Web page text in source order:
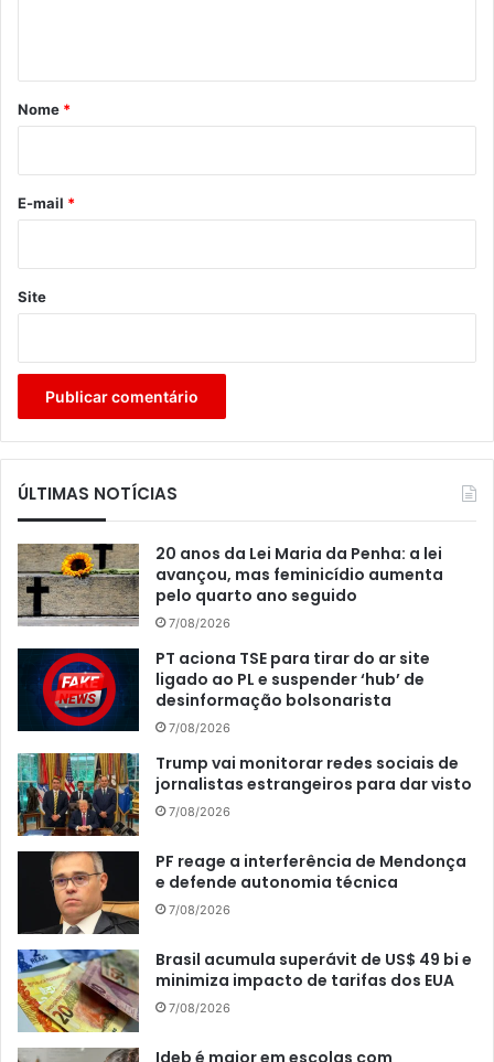
r
*
Nome *
E-mail *
Site
ÚLTIMAS NOTÍCIAS
20 anos da Lei Maria da Penha: a lei
avançou, mas feminicídio aumenta
pelo quarto ano seguido
7/08/2026
PT aciona TSE para tirar do ar site
ligado ao PL e suspender ‘hub’ de
desinformação bolsonarista
7/08/2026
Trump vai monitorar redes sociais de
jornalistas estrangeiros para dar visto
7/08/2026
PF reage a interferência de Mendonça
e defende autonomia técnica
7/08/2026
Brasil acumula superávit de US$ 49 bi e
minimiza impacto de tarifas dos EUA
7/08/2026